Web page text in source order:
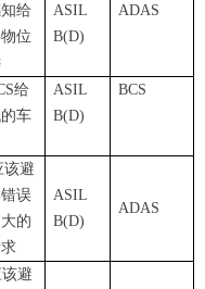
给
位
ASIL
B(D)
ADAS
给
车
ASIL
B(D)
BCS
该避
误
的
ASIL
B(D)
ADAS
避